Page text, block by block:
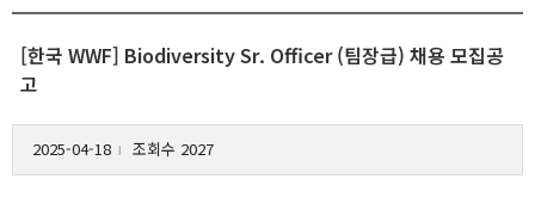
[한국 WWF] Biodiversity Sr. Officer (팀장급) 채용 모집공
고
2025-04-18 l 조회수 2027